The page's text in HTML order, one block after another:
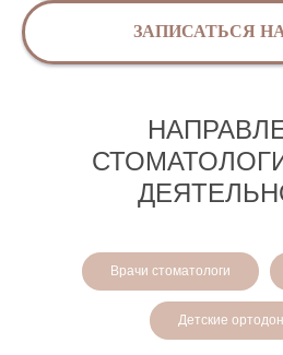
ЗАПИСАТЬСЯ
Врачи стоматологи
Детские